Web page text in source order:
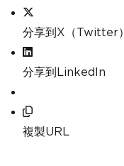
分享到X（Twitter）
分享到LinkedIn
複製URL